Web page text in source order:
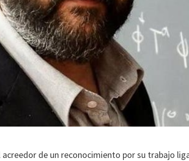
de un reconocimiento por su trabajo